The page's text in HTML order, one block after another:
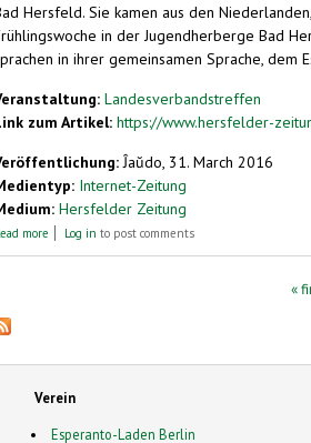
Hersfeld. Sie kamen aus den
in der Jugendherberge Bad
in ihrer gemeinsamen Sprache, dem
Landesverbandstreffen
zum Artikel: https://www.hersfelder-
Ĵaŭdo, 31. March 2016
Internet-Zeitung
Hersfelder Zeitung
more about Esperanto-Treffen in Bad Hersfeld:
Log in to post comments
«
Verein
Esperanto-Laden Berlin